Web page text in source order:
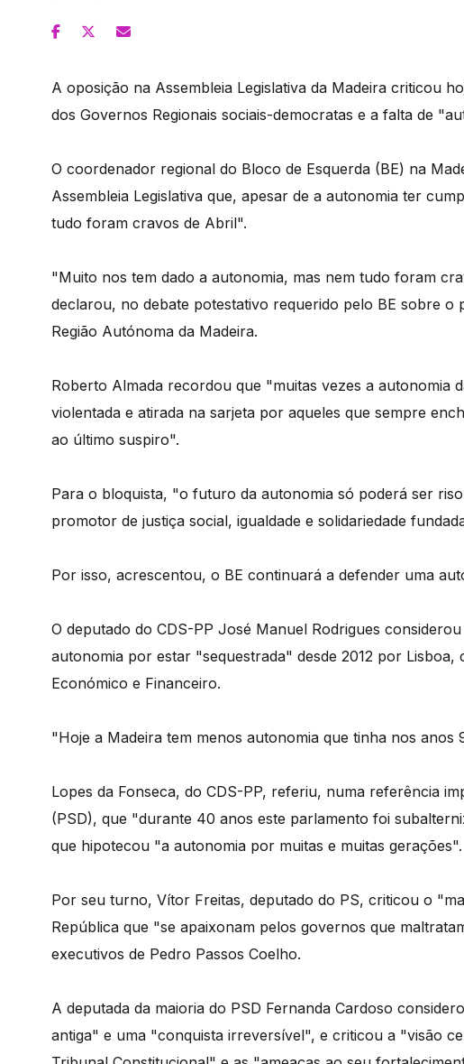
A oposição na Assembleia Legislativa da Madeira criticou
dos Governos Regionais sociais-democratas e a falta de
O coordenador regional do Bloco de Esquerda (BE) na
Assembleia Legislativa que, apesar de a autonomia ter
tudo foram cravos de Abril".
"Muito nos tem dado a autonomia, mas nem tudo foram
declarou, no debate potestativo requerido pelo BE sobre
Região Autónoma da Madeira.
Roberto Almada recordou que "muitas vezes a autonomia
violentada e atirada na sarjeta por aqueles que sempre
ao último suspiro".
Para o bloquista, "o futuro da autonomia só poderá ser
promotor de justiça social, igualdade e solidariedade
Por isso, acrescentou, o BE continuará a defender uma
O deputado do CDS-PP José Manuel Rodrigues
autonomia por estar "sequestrada" desde 2012 por
Económico e Financeiro.
"Hoje a Madeira tem menos autonomia que tinha nos anos
Lopes da Fonseca, do CDS-PP, referiu, numa referência
(PSD), que "durante 40 anos este parlamento foi
que hipotecou "a autonomia por muitas e muitas gerações".
Por seu turno, Vítor Freitas, deputado do PS, criticou o
República que "se apaixonam pelos governos que
executivos de Pedro Passos Coelho.
A deputada da maioria do PSD Fernanda Cardoso
antiga" e uma "conquista irreversível", e criticou a "visão